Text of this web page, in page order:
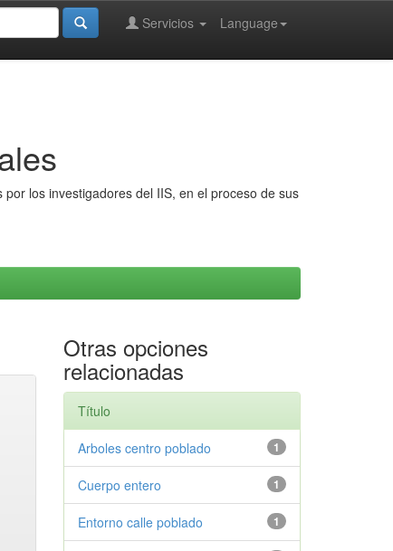
Language
Servicios
los investigadores del IIS, en el proceso de sus
Otras opciones
relacionadas
Título
1
Arboles centro poblado
1
Cuerpo entero
1
Entorno calle poblado